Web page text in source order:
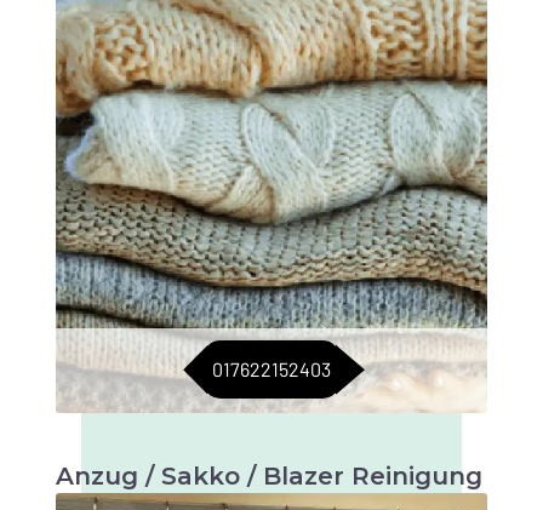
017622152403
Anzug / Sakko / Blazer Reinigung